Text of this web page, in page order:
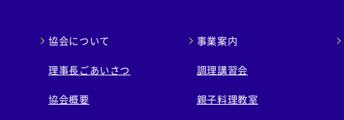
協会について
理事長ごあいさつ
協会概要
事業案内
調理講習会
親子料理教室